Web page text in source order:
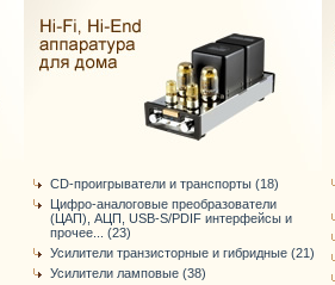
CD-проигрыватели и транспорты (18)
Цифро-аналоговые преобразователи
(ЦАП), АЦП, USB-S/PDIF интерфейсы и
прочее... (23)
Усилители транзисторные и гибридные (21)
Усилители ламповые (38)